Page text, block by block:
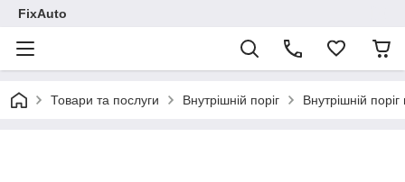
FixAuto
Товари та послуги Внутрішній поріг Внутрішній